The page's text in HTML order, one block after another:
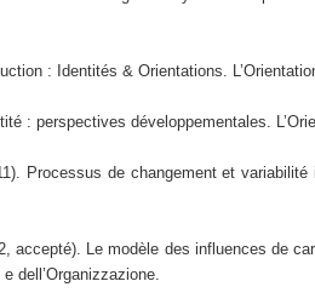
: Identités & Orientations.
: perspectives développementales.
Processus de changement et
accepté). Le modèle des influences de
dell’Organizzazione.